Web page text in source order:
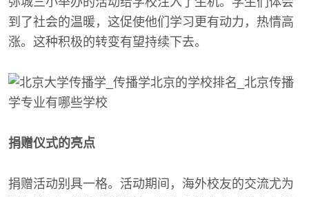
到了社会的温暖，这促使他们学习更有动力，热情高
涨。这种积极的转变有望持续下去。
捐赠仪式的亮点
捐赠活动别具一格。活动期间，海外校友的交流尤为